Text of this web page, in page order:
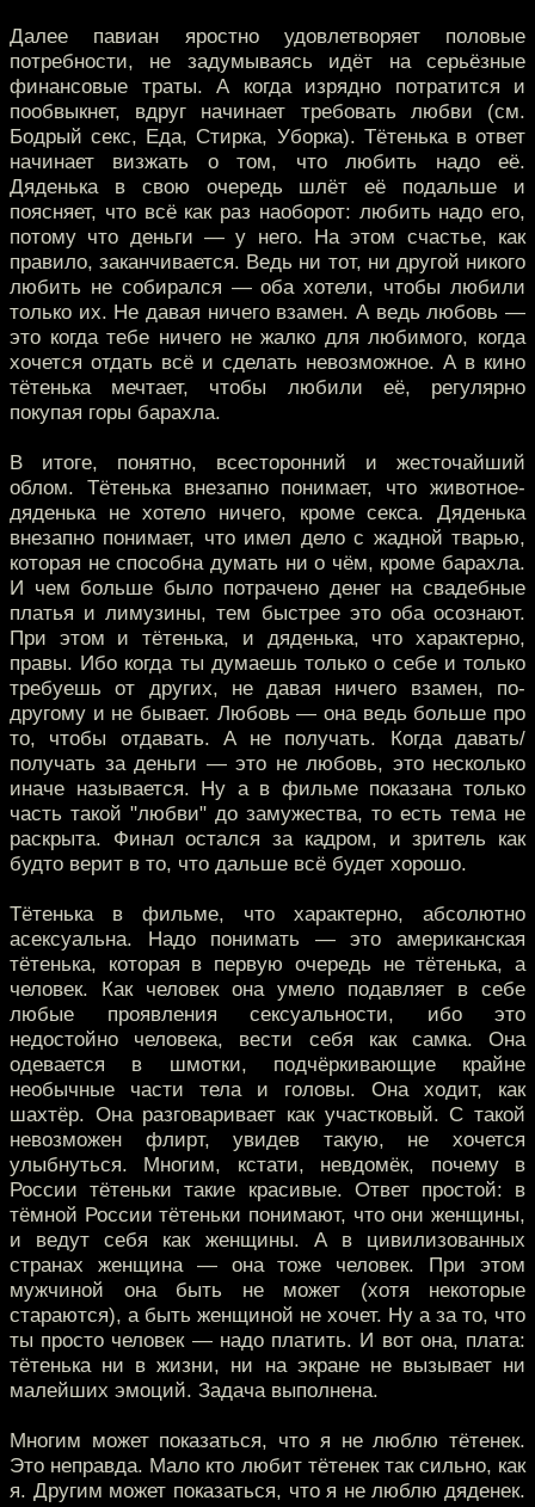
Далее павиан яростно удовлетворяет половые
потребности, не задумываясь идёт на серьёзные
финансовые траты. А когда изрядно потратится и
пообвыкнет, вдруг начинает требовать любви (см.
Бодрый секс, Еда, Стирка, Уборка). Тётенька в ответ
начинает визжать о том, что любить надо её.
Дяденька в свою очередь шлёт её подальше и
поясняет, что всё как раз наоборот: любить надо его,
потому что деньги — у него. На этом счастье, как
правило, заканчивается. Ведь ни тот, ни другой никого
любить не собирался — оба хотели, чтобы любили
только их. Не давая ничего взамен. А ведь любовь —
это когда тебе ничего не жалко для любимого, когда
хочется отдать всё и сделать невозможное. А в кино
тётенька мечтает, чтобы любили её, регулярно
покупая горы барахла.
В итоге, понятно, всесторонний и жесточайший
облом. Тётенька внезапно понимает, что животное-
дяденька не хотело ничего, кроме секса. Дяденька
внезапно понимает, что имел дело с жадной тварью,
которая не способна думать ни о чём, кроме барахла.
И чем больше было потрачено денег на свадебные
платья и лимузины, тем быстрее это оба осознают.
При этом и тётенька, и дяденька, что характерно,
правы. Ибо когда ты думаешь только о себе и только
требуешь от других, не давая ничего взамен, по-
другому и не бывает. Любовь — она ведь больше про
то, чтобы отдавать. А не получать. Когда давать/
получать за деньги — это не любовь, это несколько
иначе называется. Ну а в фильме показана только
часть такой "любви" до замужества, то есть тема не
раскрыта. Финал остался за кадром, и зритель как
будто верит в то, что дальше всё будет хорошо.
Тётенька в фильме, что характерно, абсолютно
асексуальна. Надо понимать — это американская
тётенька, которая в первую очередь не тётенька, а
человек. Как человек она умело подавляет в себе
любые проявления сексуальности, ибо это
недостойно человека, вести себя как самка. Она
одевается в шмотки, подчёркивающие крайне
необычные части тела и головы. Она ходит, как
шахтёр. Она разговаривает как участковый. С такой
невозможен флирт, увидев такую, не хочется
улыбнуться. Многим, кстати, невдомёк, почему в
России тётеньки такие красивые. Ответ простой: в
тёмной России тётеньки понимают, что они женщины,
и ведут себя как женщины. А в цивилизованных
странах женщина — она тоже человек. При этом
мужчиной она быть не может (хотя некоторые
стараются), а быть женщиной не хочет. Ну а за то, что
ты просто человек — надо платить. И вот она, плата:
тётенька ни в жизни, ни на экране не вызывает ни
малейших эмоций. Задача выполнена.
Многим может показаться, что я не люблю тётенек.
Это неправда. Мало кто любит тётенек так сильно, как
я. Другим может показаться, что я не люблю дяденек.